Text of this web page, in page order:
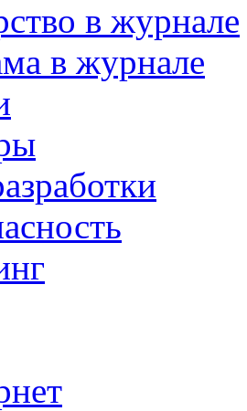
в журнале
в журнале